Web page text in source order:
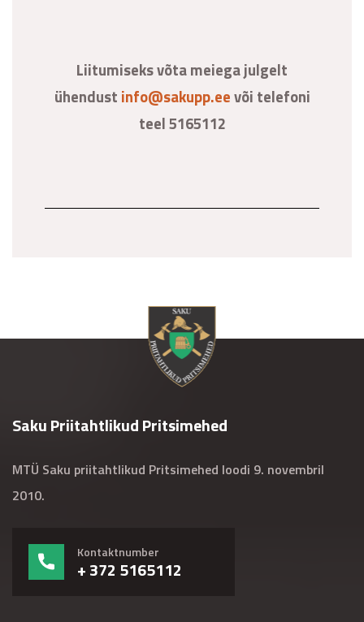
Liitumiseks võta meiega julgelt
ühendust info@sakupp.eevõi telefoni
teel 5165112
Saku Priitahtlikud Pritsimehed
MTÜ Saku priitahtlikud Pritsimehed loodi 9. novembril
2010.
Kontaktnumber
+ 372 5165112